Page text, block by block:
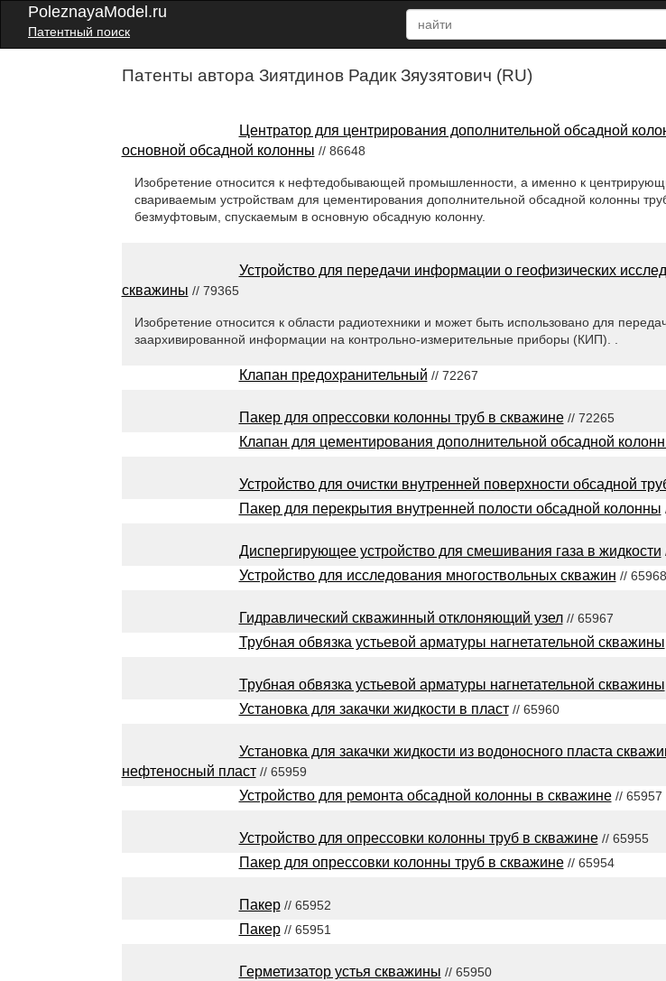
PoleznayaModel.ru
Патентный поиск
Патенты автора Зиятдинов Радик Зяузятович (RU)
Центратор для центрирования дополнительной обсадной
основной обсадной колонны // 86648
Изобретение относится к нефтедобывающей промышленности, а именно к
свариваемым устройствам для цементирования дополнительной обсадной колонны
безмуфтовым, спускаемым в основную обсадную колонну.
Устройство для передачи информации о геофизических
скважины // 79365
Изобретение относится к области радиотехники и может быть использовано для
заархивированной информации на контрольно-измерительные приборы (КИП). .
Клапан предохранительный // 72267
Пакер для опрессовки колонны труб в скважине// 72265
Клапан для цементирования дополнительной обсадной
Устройство для очистки внутренней поверхности обсадной
Пакер для перекрытия внутренней полости обсадной колонны
Диспергирующее устройство для смешивания газа в жидкости
Устройство для исследования многоствольных скважин // 65968
Гидравлический скважинный отклоняющий узел// 65967
Трубная обвязка устьевой арматуры нагнетательной скважины
Трубная обвязка устьевой арматуры нагнетательной скважины
Установка для закачки жидкости в пласт// 65960
Установка для закачки жидкости из водоносного пласта
нефтеносный пласт// 65959
Устройство для ремонта обсадной колонны в скважине// 65957
Устройство для опрессовки колонны труб в скважине// 65955
Пакер для опрессовки колонны труб в скважине// 65954
Пакер// 65952
Пакер// 65951
Герметизатор устья скважины // 65950